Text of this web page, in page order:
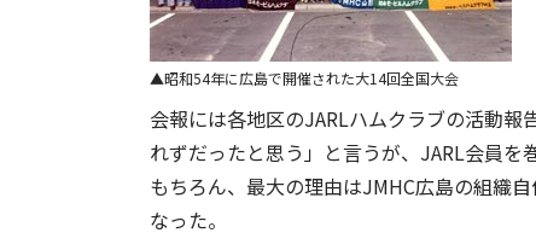
昭和54年に広島で開催された大14回全国大会
会報には各地区のJARLハムクラブの活動
れずだったと思う」と言うが、JARL会員を
もちろん、最大の理由はJMHC広島の組織
なった。